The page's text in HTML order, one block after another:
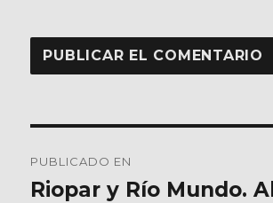
de
PUBLICADO EN
Riopar y Río Mundo.